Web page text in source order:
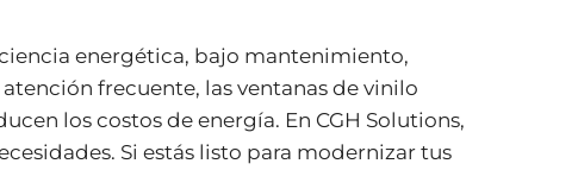
energética, bajo mantenimiento,
frecuente, las ventanas de vinilo
los costos de energía. En CGH Solutions,
Si estás listo para modernizar tus